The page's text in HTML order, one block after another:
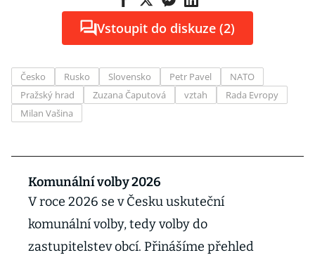
Vstoupit do diskuze (2)
Česko Rusko Slovensko Petr Pavel
NATO
Pražský hrad
Zuzana Čaputová vztah
Rada Evropy
Milan Vašina
Komunální volby 2026
V roce 2026 se v Česku uskuteční
komunální volby, tedy volby do
zastupitelstev obcí. Přinášíme přehled